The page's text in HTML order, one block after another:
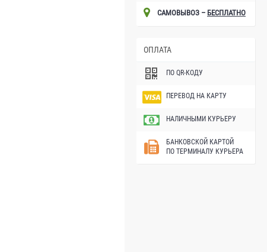
САМОВЫВОЗ – БЕСПЛАТНО
ОПЛАТА
ПО QR-КОДУ
ПЕРЕВОД НА КАРТУ
НАЛИЧНЫМИ КУРЬЕРУ
БАНКОВСКОЙ КАРТОЙ
ПО ТЕРМИНАЛУ КУРЬЕРА